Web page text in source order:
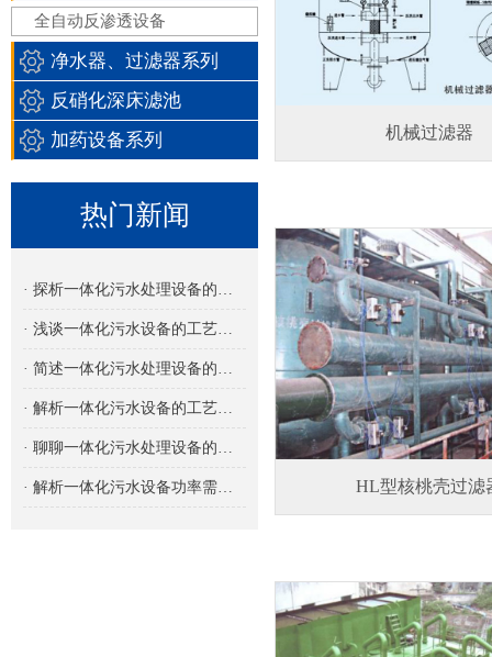
全自动反渗透设备
净水器、过滤器系列
反硝化深床滤池
加药设备系列
热门新闻
· 探析一体化污水处理设备的多功能集成设计
· 浅谈一体化污水设备的工艺流程
· 简述一体化污水处理设备的设计特点
· 解析一体化污水设备的工艺类型及其应用
· 聊聊一体化污水处理设备的处理量选择与应用
· 解析一体化污水设备功率需求的重要性及影响因素
机械过滤器
HL型核桃壳过滤